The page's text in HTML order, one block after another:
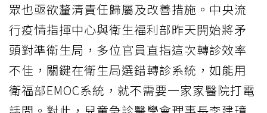
眾也亟欲釐清責任歸屬及改善措施。中央流
行疫情指揮中心與衛生福利部昨天開始將矛
頭對準衛生局，多位官員直指這次轉診效率
不佳，關鍵在衛生局選錯轉診系統，如能用
衛福部EMOC系統，就不需要一家家醫院打電